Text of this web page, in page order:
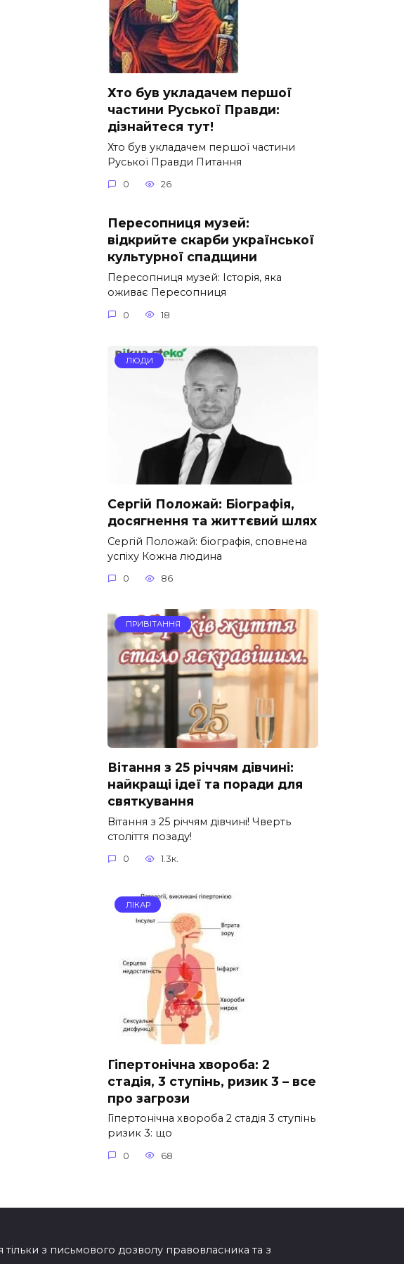
Хто був укладачем першої
частини Руської Правди:
дізнайтеся тут!
Хто був укладачем першої частини
Руської Правди Питання
0 26
Пересопниця музей:
відкрийте скарби української
культурної спадщини
Пересопниця музей: Історія, яка
оживає Пересопниця
0 18
ЛЮДИ
Сергій Положай: Біографія,
досягнення та життєвий шлях
Сергій Положай: біографія, сповнена
успіху Кожна людина
0 86
ПРИВІТАННЯ
Вітання з 25 річчям дівчині:
найкращі ідеї та поради для
святкування
Вітання з 25 річчям дівчині! Чверть
століття позаду!
0 1.3к.
ЛІКАР
Гіпертонічна хвороба: 2
стадія, 3 ступінь, ризик 3 – все
про загрози
Гіпертонічна хвороба 2 стадія 3 ступінь
ризик 3: що
0 68
тільки з письмового дозволу правовласника та з